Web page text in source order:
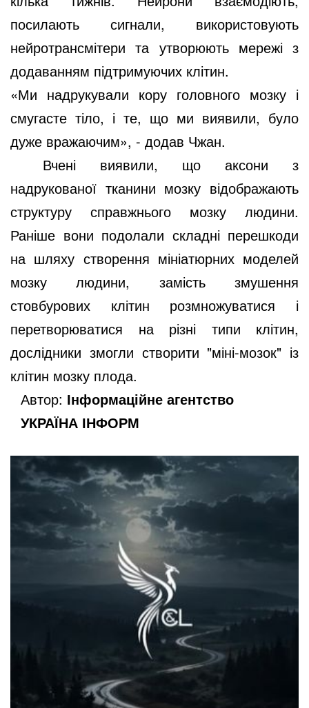
посилають сигнали, використовують
нейротрансмітери та утворюють мережі з
додаванням підтримуючих клітин.
«Ми надрукували кору головного мозку і
смугасте тіло, і те, що ми виявили, було
дуже вражаючим», - додав Чжан.
Вчені виявили, що аксони з
надрукованої тканини мозку відображають
структуру справжнього мозку людини.
Раніше вони подолали складні перешкоди
на шляху створення мініатюрних моделей
мозку людини, замість змушення
стовбурових клітин розмножуватися і
перетворюватися на різні типи клітин,
дослідники змогли створити "міні-мозок" із
клітин мозку плода.
Автор: Інформаційне агентство
УКРАЇНА ІНФОРМ